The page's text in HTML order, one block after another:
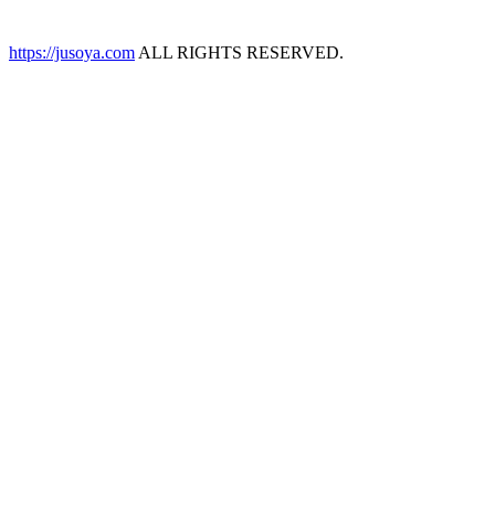
https://jusoya.comALL RIGHTS RESERVED.